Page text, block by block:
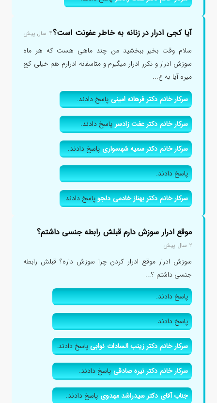
آیا کجی ادرار در زنانه به خاطر عفونت است؟۴ سال پیش
سلام وقت بخیر ببخشید من چند ماهی هست که هر ماه
سوزش ادرار و تکرر ادرار میگیرم و متاسفانه ادرارم هم خیلی کج
میره آیا به ع...
سرکار خانم دکتر فرهانه امینیپاسخ دادند.
سرکار خانم دکتر عفت زادسرپاسخ دادند.
سرکار خانم دکتر سمیه شهسواریپاسخ دادند.
پاسخ دادند.
سرکار خانم دکتر بهناز خادمی دلجوپاسخ دادند.
موقع ادرار سوزش دارم قبلش رابطه جنسی داشتم؟
۲ سال پیش
سوزش ادرار موقع ادرار کردن چرا سوزش داره؟ قبلش رابطه
جنسی داشتم ؟...
پاسخ دادند.
پاسخ دادند.
سرکار خانم دکتر زینب السادات نوابیپاسخ دادند.
سرکار خانم دکتر نیره صادقیپاسخ دادند.
جناب آقای دکتر سیدراشد مهدویپاسخ دادند.